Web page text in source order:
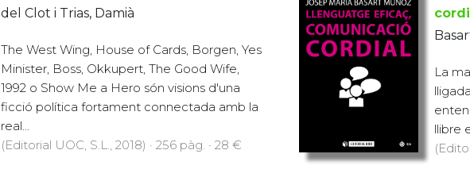
del Clot i Trias, Damià
The West Wing, House of Cards, Borgen, Yes
Minister, Boss, Okkupert, The Good Wife,
1992 o Show Me a Hero són visions d'una
ficció política fortament connectada amb la
real...
(Editorial UOC, S.L., 2018) · 256 pàg. · 28 €
La
llibre